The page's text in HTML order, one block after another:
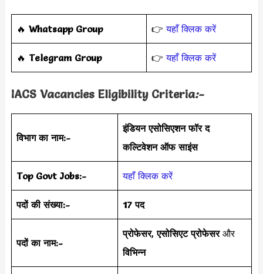
‎️‍🔥 Whatsapp Group 👉यहाँ क्लिक करें
‎️‍🔥 Telegram Group 👉यहाँ क्लिक करें
IACS Vacancies Eligibility Criteria:-
विभाग का नाम:-
इंडियन एसोसिएशन फॉर द
कल्टिवेशन ऑफ साइंस
Top Govt Jobs:- यहाँ क्लिक करें
पदों की संख्या:- 17 पद
पदों का नाम:-
प्रोफेसर,एसोसिएट प्रोफेसरऔर
विभिन्न